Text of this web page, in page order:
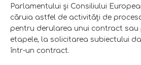
Parlamentului şi Consiliului
căruia astfel de activităţi de
pentru derularea unui contract
etapele, la solicitarea subiectului
într-un contract.